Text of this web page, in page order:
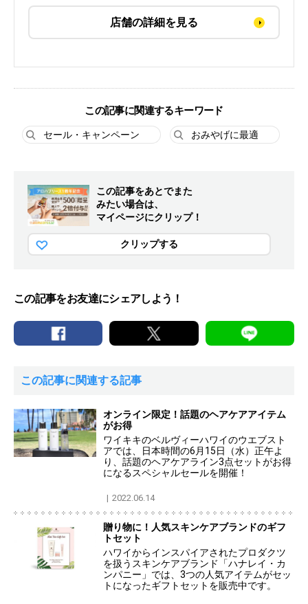
店舗の詳細を見る
この記事に関連するキーワード
セール・キャンペーン おみやげに最適
この記事をあとでまた
みたい場合は、
マイページにクリップ！
クリップする
この記事をお友達にシェアしよう！
この記事に関連する記事
オンライン限定！話題のヘアケアアイテム
がお得
ワイキキのベルヴィーハワイのウエブスト
アでは、日本時間の6月15日（水）正午よ
り、話題のヘアケアライン3点セットがお得
になるスペシャルセールを開催！
2022.06.14
贈り物に！人気スキンケアブランドのギフ
トセット
ハワイからインスパイアされたプロダクツ
を扱うスキンケアブランド「ハナレイ・カ
ンパニー」では、3つの人気アイテムがセッ
トになったギフトセットを販売中です。